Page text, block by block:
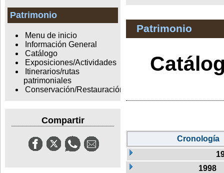
Patrimonio
Menu de inicio
Información General
Catálogo
Exposiciones/Actividades
Itinerarios/rutas
patrimoniales
Conservación/Restauración
Compartir
Patrimonio
Cronología
1998